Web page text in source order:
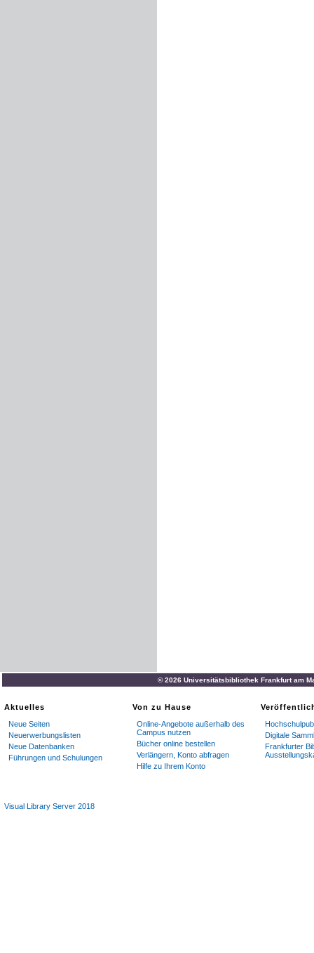
© 2026 Universitätsbibliothek Frankfurt am
Aktuelles
Neue Seiten
Neuerwerbungslisten
Neue Datenbanken
Führungen und Schulungen
Von zu Hause
Online-Angebote außerhalb des
Campus nutzen
Bücher online bestellen
Verlängern, Konto abfragen
Hilfe zu Ihrem Konto
Digitale
Frankfurter
Visual Library Server 2018